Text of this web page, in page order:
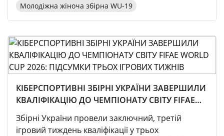
Молодіжна жіноча збірна WU-19
КІБЕРСПОРТИВНІ ЗБІРНІ УКРАЇНИ ЗАВЕРШИЛИ
КВАЛІФІКАЦІЮ ДО ЧЕМПІОНАТУ СВІТУ FIFAE
WORLD CUP 2026: ПІДСУМКИ ТРЬОХ ІГРОВИХ
ТИЖНІВ
Збірні України провели заключний, третій
ігровий тиждень кваліфікації у трьох